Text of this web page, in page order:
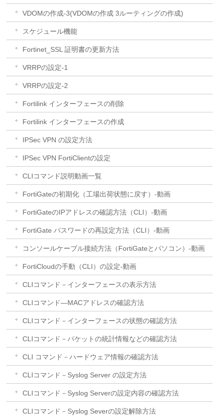
VDOMの作成-3(VDOMの作成 3ルーティングの作成)
スケジュール機能
Fortinet_SSL 証明書の更新方法
VRRPの設定-1
VRRPの設定-2
Fortilink インターフェースの削除
Fortilink インターフェースの作成
IPSec VPN の設定方法
IPSec VPN FortiClientの設定
CLIコマンド説明動画一覧
FortiGateの初期化（工場出荷状態に戻す）-動画
FortiGateのIPアドレスの確認方法（CLI）-動画
FortiGate パスワードの再設定方法（CLI）-動画
コンソールケーブル接続方法（FortiGateとパソコン）-動画
FortiCloudの手動（CLI）の設定-動画
CLIコマンド－インターフェースの表示方法
CLIコマンド―MACアドレスの確認方法
CLIコマンド－インターフェースの状態の確認方法
CLIコマンド－パケットの統計情報などの確認方法
CLI コマンド－ハードウェア情報の確認方法
CLIコマンド－Syslog Server の設定方法
CLIコマンド－Syslog Serverの設定内容の確認方法
CLIコマンド－Syslog Severの設定解除方法